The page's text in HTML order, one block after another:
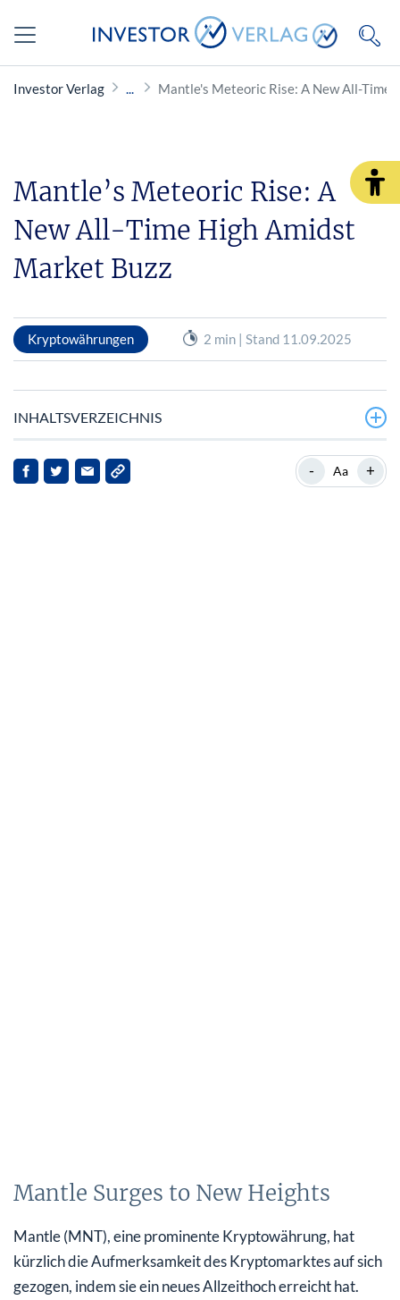
Investor Verlag Mantle's Meteoric Rise: A New All-Time
Mantle’s Meteoric Rise: A
New All-Time High Amidst
Market Buzz
Kryptowährungen 2 min | Stand 11.09.2025
INHALTSVERZEICHNIS
Mantle Surges to New Heights
- Aa +
Mantle Surges to New Heights
Mantle (MNT), eine prominente Kryptowährung, hat
kürzlich die Aufmerksamkeit des Kryptomarktes auf sich
gezogen, indem sie ein neues Allzeithoch erreicht hat.